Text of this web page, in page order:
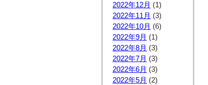
2022年12月 (1)
2022年11月 (3)
2022年10月 (6)
2022年9月 (1)
2022年8月 (3)
2022年7月 (3)
2022年6月 (3)
2022年5月 (2)